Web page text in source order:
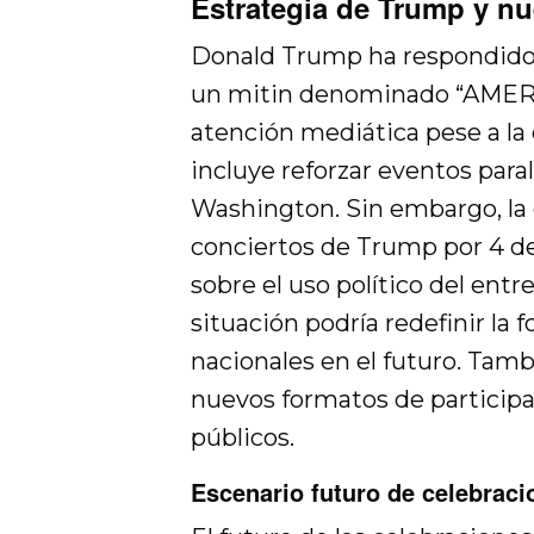
Donald Trump ha
un mitin denominado
atención mediática pese a la
incluye reforzar eventos
Washington. Sin embargo,
conciertos de Trump por 4
sobre el uso político del
situación podría redefinir la
nacionales en el futuro.
nuevos formatos de
públicos.
Escenario futuro de